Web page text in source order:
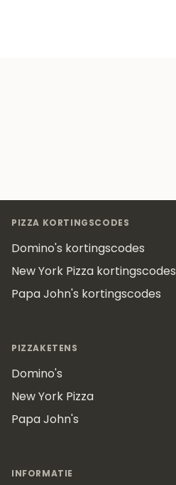
PIZZA KORTINGSCODES
Domino's kortingscodes
New York Pizza kortingscodes
Papa John's kortingscodes
PIZZAKETENS
Domino's
New York Pizza
Papa John's
INFORMATIE